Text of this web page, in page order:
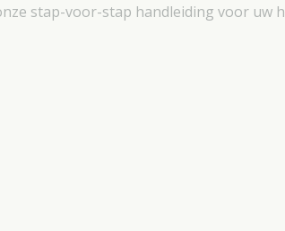
stap-voor-stap handleiding voor uw